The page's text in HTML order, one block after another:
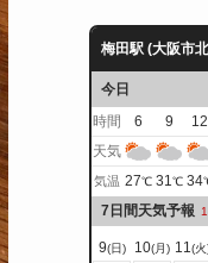
梅田駅 (大阪市
今日
時間
6 9 12
天気
気温 27℃ 31℃ 34
7日間天気予報
9(日) 10(月) 11(